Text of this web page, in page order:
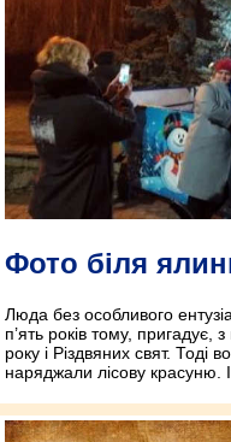
Фото біля
Люда без особливого
п’ять років тому, пригадує,
року і Різдвяних свят. Тоді
наряджали лісову красуню.